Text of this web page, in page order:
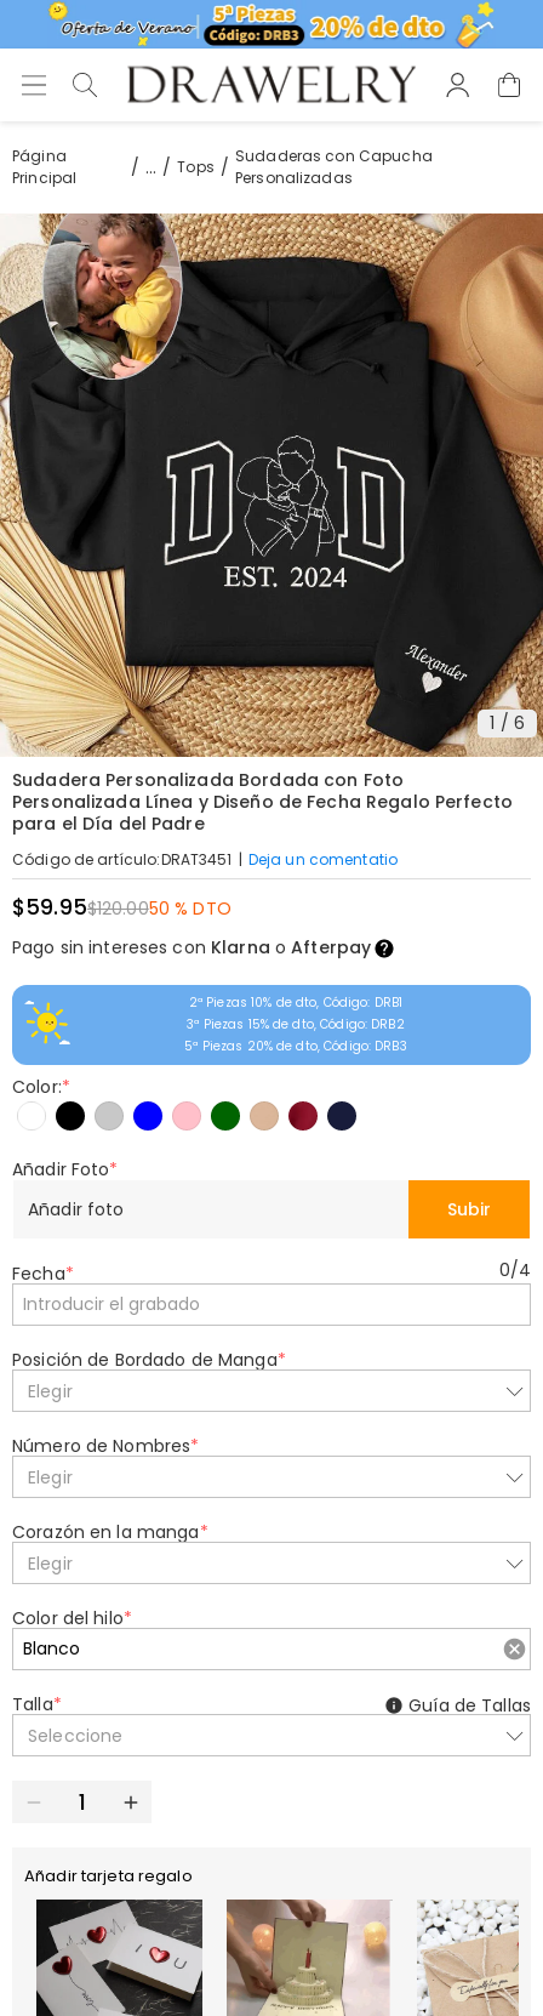
Página
Principal
... Tops
Sudaderas con Capucha
Personalizadas
1 / 6
Sudadera Personalizada Bordada con Foto
Personalizada Línea y Diseño de Fecha Regalo Perfecto
para el Día del Padre
Código de artículo:DRAT3451 | Deja un comentatio
$59.95$120.0050 % DTO
Pago sin intereses con Klarna oAfterpay
2ª Piezas 10% de dto, Código: DRB1
3ª Piezas 15% de dto, Código: DRB2
5ª Piezas 20% de dto, Código: DRB3
Color:*
Añadir Foto*
Añadir foto
Subir
Fecha* 0/4
Posición de Bordado de Manga*
Elegir
Número de Nombres*
Elegir
Corazón en la manga*
Elegir
Color del hilo*
Talla*
Seleccione
Guía de Tallas
Añadir tarjeta regalo